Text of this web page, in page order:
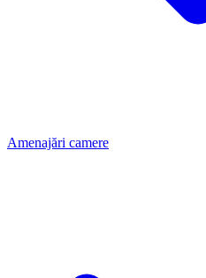
Amenajări camere